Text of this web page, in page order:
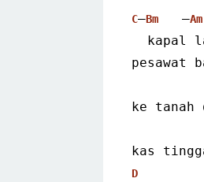
C–Bm
   –
Am
kapal
pesawat
ke tanah
kas
D